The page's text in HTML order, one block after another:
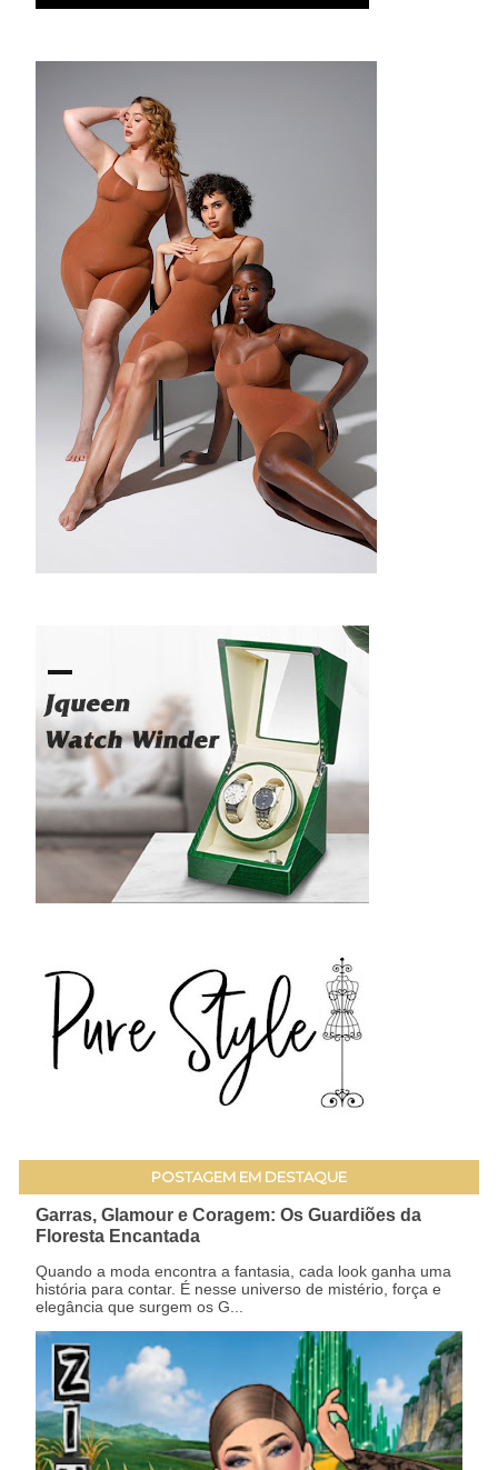
POSTAGEM EM DESTAQUE
Garras, Glamour e Coragem: Os Guardiões da
Floresta Encantada
Quando a moda encontra a fantasia, cada look ganha uma
história para contar. É nesse universo de mistério, força e
elegância que surgem os G...